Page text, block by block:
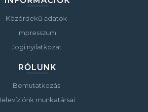
Közérdekű adatok
Impresszum
Jogi nyilatkozat
RÓLUNK
Bemutatkozás
munkatársai